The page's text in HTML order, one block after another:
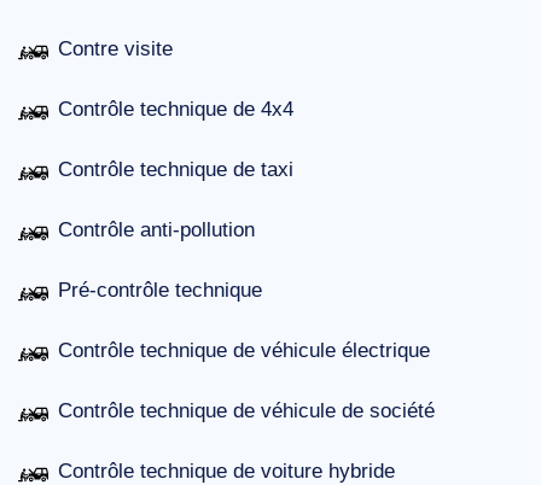
Contre visite
Contrôle technique de 4x4
Contrôle technique de taxi
Contrôle anti-pollution
Pré-contrôle technique
Contrôle technique de véhicule électrique
Contrôle technique de véhicule de société
Contrôle technique de voiture hybride